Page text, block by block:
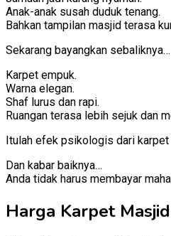
Anak-anak susah duduk tenang.
Bahkan tampilan masjid terasa
Sekarang bayangkan sebaliknya…
Karpet empuk.
Warna elegan.
Shaf lurus dan rapi.
Ruangan terasa lebih sejuk dan
Itulah efek psikologis dari
Dan kabar baiknya…
Anda tidak harus membayar
Harga Karpet